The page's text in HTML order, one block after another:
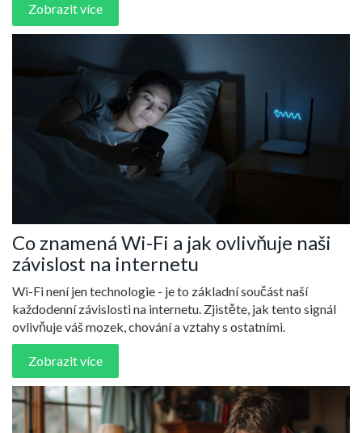
Zobrazit více
Co znamená Wi-Fi a jak ovlivňuje naši
závislost na internetu
Wi-Fi není jen technologie - je to základní součást naší
každodenní závislosti na internetu. Zjistěte, jak tento signál
ovlivňuje váš mozek, chování a vztahy s ostatními.
Zobrazit více